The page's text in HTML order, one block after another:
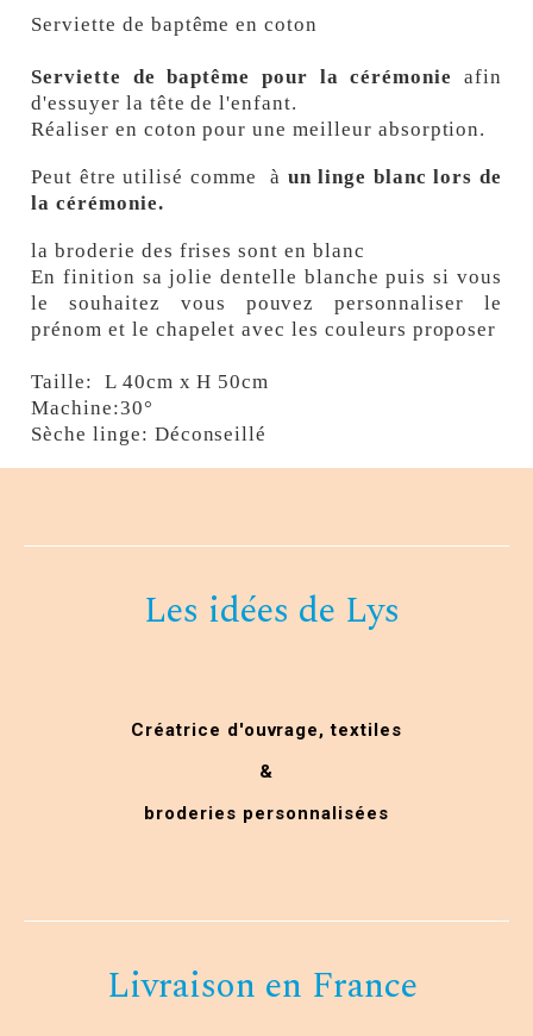
Serviette de baptême en coton
Serviette de baptême pour la cérémonie
afin
d'essuyer la tête de l'enfant.
Réaliser en coton pour une meilleur absorption.
Peut être utilisé comme à un linge blanc lors de
la cérémonie.
la broderie des frises sont en blanc
En finition sa jolie dentelle blanche puis si vous
le souhaitez vous pouvez personnaliser le
prénom et le chapelet avec les couleurs proposer
Taille: L 40cm x H 50cm
Machine:30°
Sèche linge: Déconseillé
Les idées de Lys
Créatrice d'ouvrage, textiles
&
broderies personnalisées
Livraison en France